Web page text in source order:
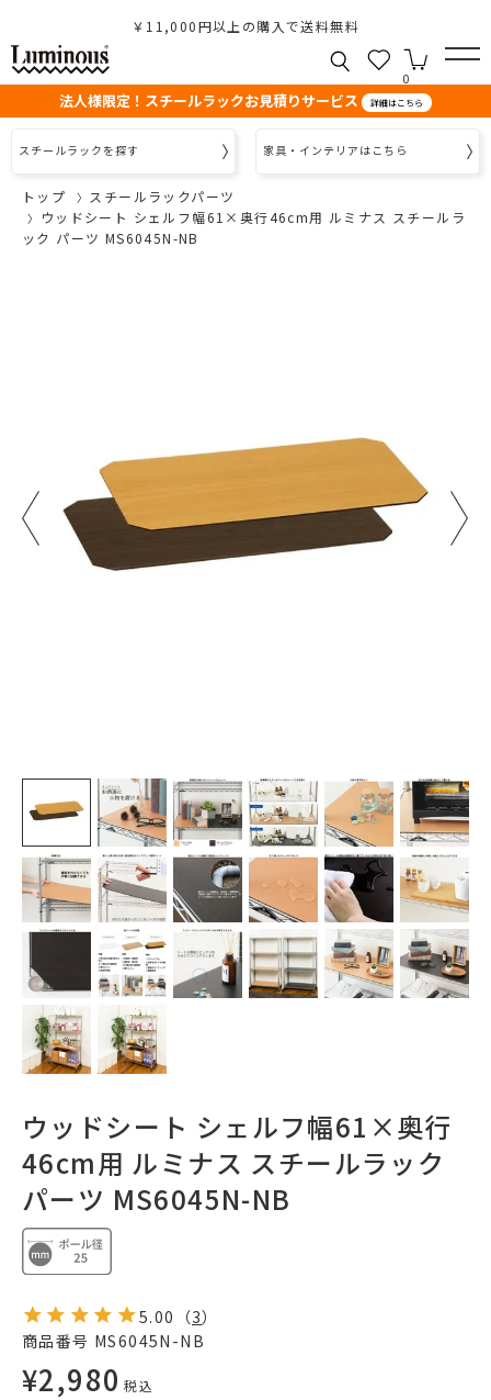
￥11,000円以上の購入で送料無料
0
法人様限定！スチールラックお見積りサービス 詳細はこちら
スチールラックを探す 家具・インテリアはこちら
トップ
スチールラックパーツ
ウッドシート シェルフ幅61×奥行46cm用 ルミナス スチールラ
ック パーツ MS6045N-NB
ウッドシート シェルフ幅61×奥行
46cm用 ルミナス スチールラック
パーツ MS6045N-NB
5.00 （3）
商品番号 MS6045N-NB
¥2,980 税込